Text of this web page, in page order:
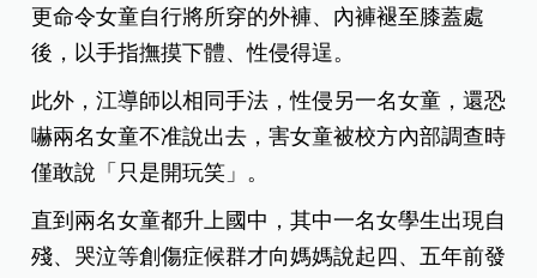
更命令女童自行將所穿的外褲、內褲褪至膝蓋處
後，以手指撫摸下體、性侵得逞。
此外，江導師以相同手法，性侵另一名女童，還恐
嚇兩名女童不准說出去，害女童被校方內部調查時
僅敢說「只是開玩笑」。
直到兩名女童都升上國中，其中一名女學生出現自
殘、哭泣等創傷症候群才向媽媽說起四、五年前發